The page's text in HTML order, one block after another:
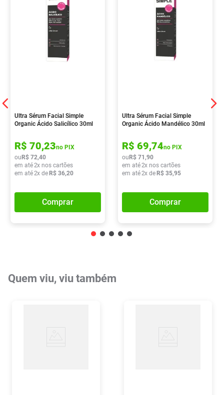
Ultra Sérum Facial Simple
Organic Ácido Salicílico 30ml
R$ 70,23no PIX
ou R$ 72,40
em até2x nos cartões
em até2x de R$ 36,20
Comprar
Ultra Sérum Facial Simple
Organic Ácido Mandélico 30ml
R$ 69,74no PIX
ou R$ 71 ,90
em até2x nos cartões
em até2x de R$ 35,95
Comprar
Quem viu, viu também